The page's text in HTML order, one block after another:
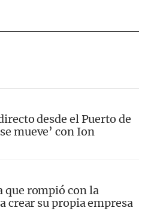
desde el Puerto de
mueve’ con Ion
que rompió con la
su propia empresa